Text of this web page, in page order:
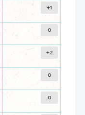
+1
0
+2
0
0